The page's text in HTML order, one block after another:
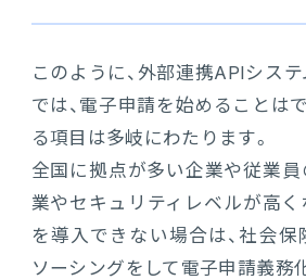
このように、外部連携APIシス
では、電子申請を始めることは
る項目は多岐にわたります。
全国に拠点が多い企業や従業
業やセキュリティレベルが高
を導入できない場合は、社会
ソーシングをして電子申請義務